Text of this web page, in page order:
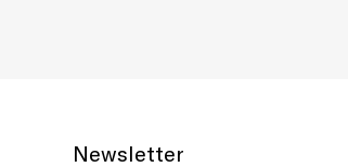
Newsletter